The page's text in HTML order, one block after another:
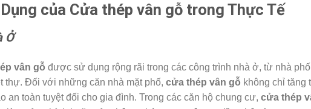
của Cửa thép vân gỗ trong Thực Tế
Ở
vân gỗ được sử dụng rộng rãi trong các công trình nhà ở, từ nhà
thự. Đối với những căn nhà mặt phố, cửa thép vân gỗ không chỉ tăng
an toàn tuyệt đối cho gia đình. Trong các căn hộ chung cư, cửa thép